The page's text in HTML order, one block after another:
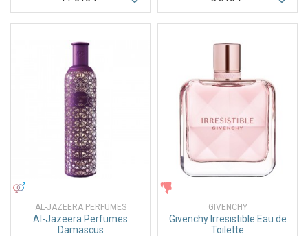
AL-JAZEERA PERFUMES
Al-Jazeera Perfumes
Damascus
GIVENCHY
Givenchy Irresistible Eau de
Toilette